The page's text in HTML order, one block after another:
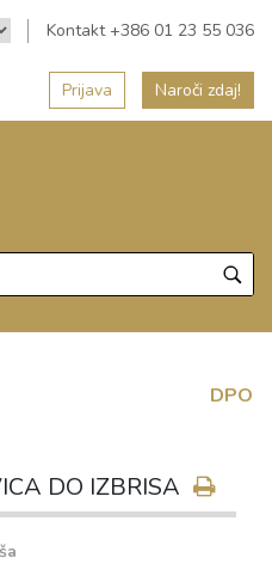
Kontakt +386 01 23 55 036
Prijava Naroči zdaj!
DPO
DO IZBRISA